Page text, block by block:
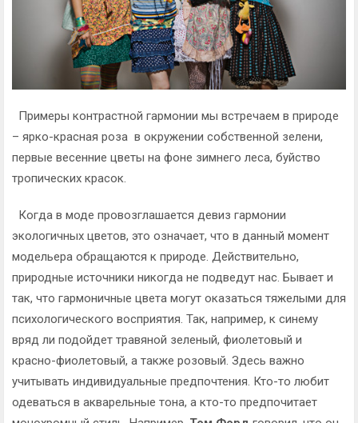
Примеры контрастной гармонии мы встречаем в природе
– ярко-красная роза в окружении собственной зелени,
первые весенние цветы на фоне зимнего леса, буйство
тропических красок.
Когда в моде провозглашается девиз гармонии
экологичных цветов, это означает, что в данный момент
модельера обращаются к природе. Действительно,
природные источники никогда не подведут нас. Бывает и
так, что гармоничные цвета могут оказаться тяжелыми для
психологического восприятия. Так, например, к синему
вряд ли подойдет травяной зеленый, фиолетовый и
красно-фиолетовый, а также розовый. Здесь важно
учитывать индивидуальные предпочтения. Кто-то любит
одеваться в акварельные тона, а кто-то предпочитает